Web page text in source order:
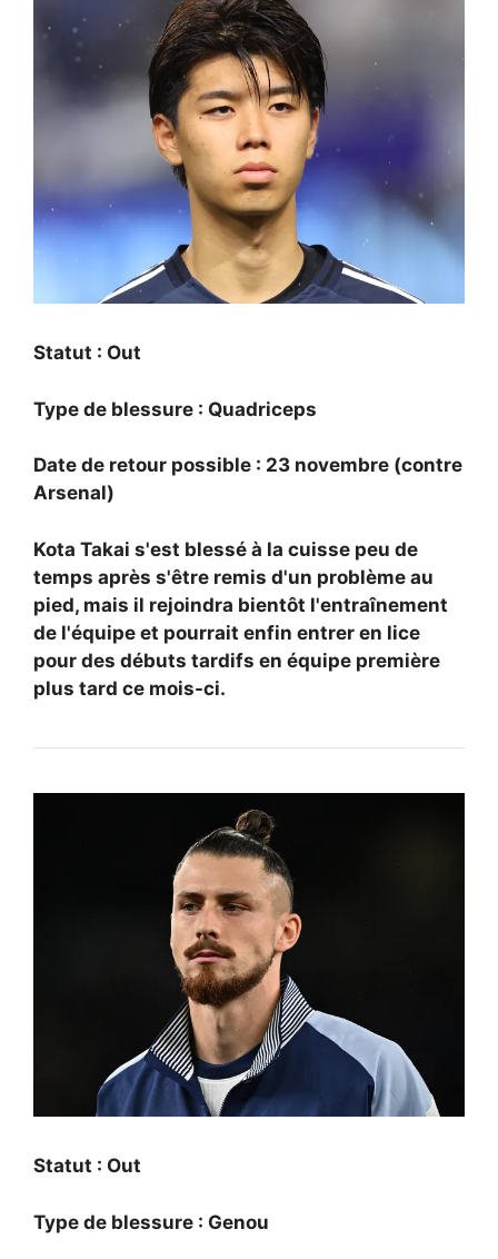
Statut : Out
Type de blessure : Quadriceps
Date de retour possible : 23 novembre (contre
Arsenal)
Kota Takai s'est blessé à la cuisse peu de
temps après s'être remis d'un problème au
pied, mais il rejoindra bientôt l'entraînement
de l'équipe et pourrait enfin entrer en lice
pour des débuts tardifs en équipe première
plus tard ce mois-ci.
Statut : Out
Type de blessure : Genou